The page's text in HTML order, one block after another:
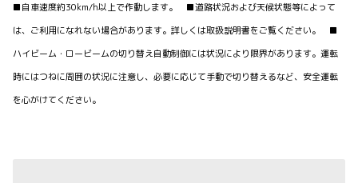
■自車速度約30km/h以上で作動します。 ■道路状況および天候状態等によって
は、ご利用になれない場合があります。詳しくは取扱説明書をご覧ください。 ■
ハイビーム・ロービームの切り替え自動制御には状況により限界があります。運転
時にはつねに周囲の状況に注意し、必要に応じて手動で切り替えるなど、安全運転
を心がけてください。